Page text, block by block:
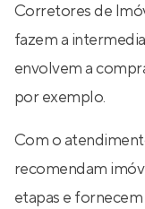
Corretores de
fazem a
envolvem a
por exemplo.
Com o
recomendam
etapas e